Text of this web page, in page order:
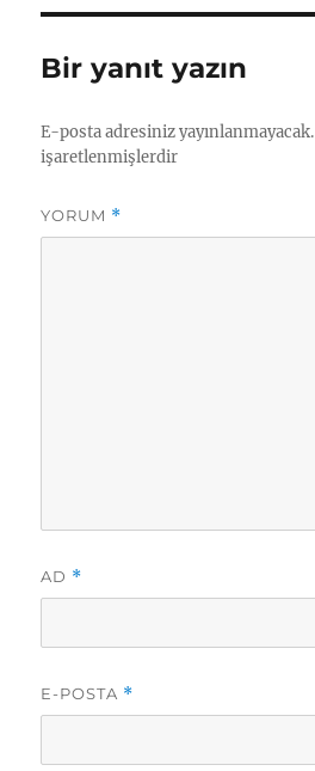
p
p
I
n
a
m
g
Bir yanıt yazın
E-posta adresiniz yayınlanmayacak.
işaretlenmişlerdir
YORUM *
AD *
E-POSTA *